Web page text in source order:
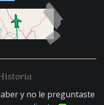
y no le preguntaste